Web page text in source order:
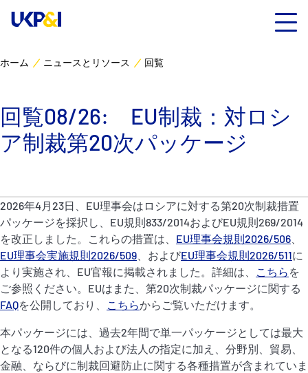
Fixed P&I Emergency Contacts
リスクマネジメント
ニュースとリソース
UK P&I クラブについて
コンタクト
ホーム ニュースとリソース 回覧
回覧08/26: EU制裁：対ロシ
ア制裁第20次パッケージ
2026年4月23日、EU理事会はロシアに対する第20次制裁措置
パッケージを採択し、EU規則833/2014およびEU規則269/2014
を改正しました。これらの措置は、 EU理事会規則2026/506
EU理事会実施規則2026/509 、およびEU理事会規則2026/511に
より実施され、EU官報に掲載されました。詳細は、
こちら を
ご参照ください。EUはまた、第20次制裁パッケージに関する
FAQを公開しており、 こちらからご覧いただけます。
本パッケージには、過去2年間で単一パッケージとしては最大
となる120件の個人および法人の指定に加え、分野別、貿易、
金融、ならびに制裁回避防止に関する各種措置が含まれていま